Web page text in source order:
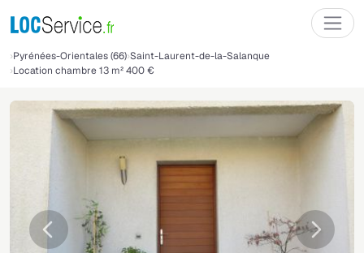
Pyrénées-Orientales (66) Saint-Laurent-de-la-Salanque
Location chambre 13 m² 400 €
Précédente